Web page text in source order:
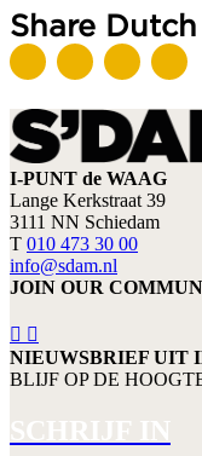
Share
I-PUNT de WAAG
Lange Kerkstraat 39
3111 NN Schiedam
T 010 473 30 00
info@sdam.nl
JOIN OUR
NIEUWSBRIEF UIT
BLIJF OP DE
SCHRIJF IN